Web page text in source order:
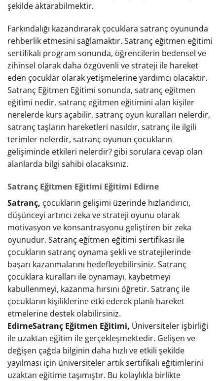
şekilde aktarabilmektir.
Farkındalığı kazandırarak çocuklara satranç oyununda
rehberlik etmesini sağlamaktır. Satranç eğitmen eğitimi
sertifikalı program sonunda, öğrencilerin bedensel ve
zihinsel olarak daha özgüvenli ve strateji ile hareket
eden çocuklar olarak yetişmelerine yardımcı olacaktır.
Satranç Eğitmen Eğitimi sonunda, satranç eğitmen
eğitimi nedir, satranç eğitmen eğitimini alan kişiler
nerelerde kurs açabilir, satranç oyun kuralları nelerdir,
satranç taşların hareketleri nasıldır, satranç ile ilgili
terimler nelerdir, satranç oyunun çocukların
gelişiminde etkileri nelerdir? gibi sorulara cevap olan
alanlarda bilgi sahibi olacaksınız.
Satranç Eğitmen Eğitimi Eğitimi Edirne
Satranç, çocukların gelişimi üzerinde hızlandırıcı,
düşünceyi artırıcı zeka ve strateji oyunu olarak
motivasyon ve konsantrasyonu geliştiren bir zeka
oyunudur. Satranç eğitmen eğitimi sertifikası ile
çocukların satranç oynama şekli ve stratejilerinde
başarı kazanmalarını hedefleyebilirsiniz. Satranç
çocuklara kuralları ile oynamayı, kaybetmeyi
kabullenmeyi, kazanma hırsını öğretir. Satranç ile
çocukların kişiliklerine etki ederek planlı hareket
etmelerine destek olabilirsiniz.
EdirneSatranç Eğitmen Eğitimi, Üniversiteler işbirliği
ile uzaktan eğitim ile gerçekleşmektedir. Gelişen ve
değişen çağda bilginin daha hızlı ve etkili şekilde
yayılması için üniversiteler artık sertifikalı eğitimlerini
uzaktan eğitime taşımıştır. Bu kolaylıkla birlikte